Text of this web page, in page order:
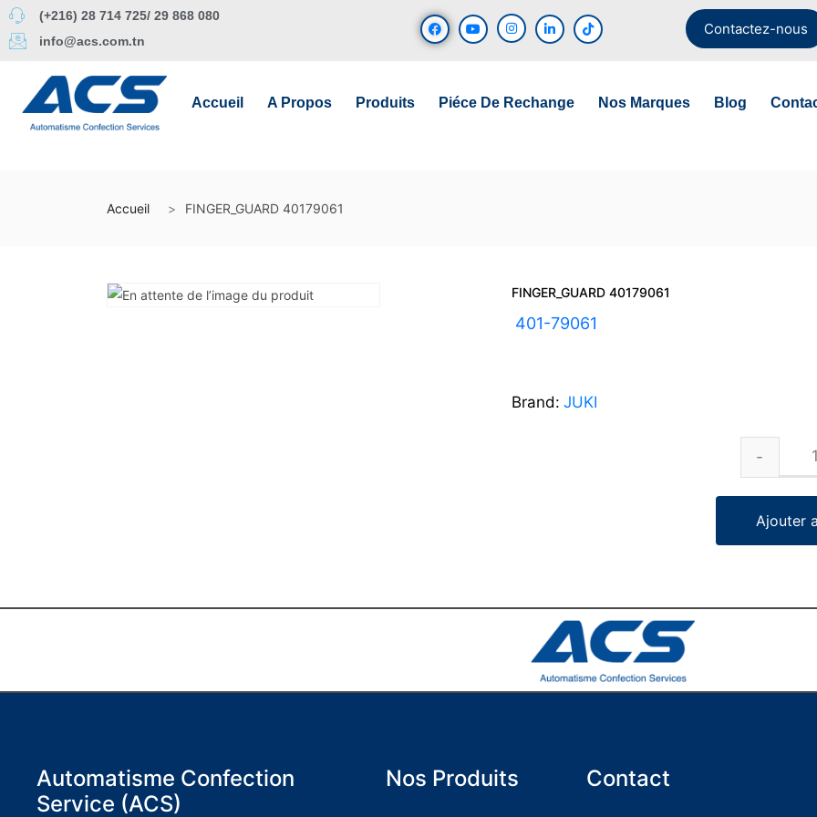
(+216) 28 714 725/ 29 868 080
info@acs.com.tn
Contactez-nous
Accueil A Propos Produits Piéce De Rechange Nos Marques Blog
Accueil FINGER_GUARD 40179061
FINGER_GUARD 40179061
401-79061
Brand: JUKI
Ajouter
Automatisme Confection
Service (ACS)
Nos Produits Contact